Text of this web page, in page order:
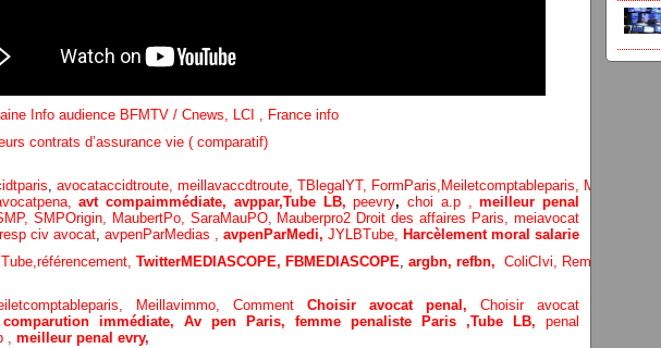
Info audience BFMTV / Cnews, LCI , France info
contrats d’assurance vie ( comparatif)
, avocataccidtroute, meillavaccdtroute, TBlegalYT, FormParis, Meiletcomptableparis,
avt compaimmédiate, avppar,Tube LB,peevry,choi a.p ,meilleur penal
SMPOrigin, MaubertPo, SaraMauPO, Mauberpro2 Droit des affaires Paris,meiavocat
resp civ avocat, avpenParMedias , avpenParMedi, JYLBTube, Harcèlement moral salarie
Tube,référencement, TwitterMEDIASCOPE, FBMEDIASCOPE, argbn, refbn, ColiCIvi, Remypics
, Meillavimmo, Comment Choisir avocat penal, Choisir avocat
immédiate, Av pen Paris, femme penaliste Paris ,Tube LB, penal
, meilleur penal evry,